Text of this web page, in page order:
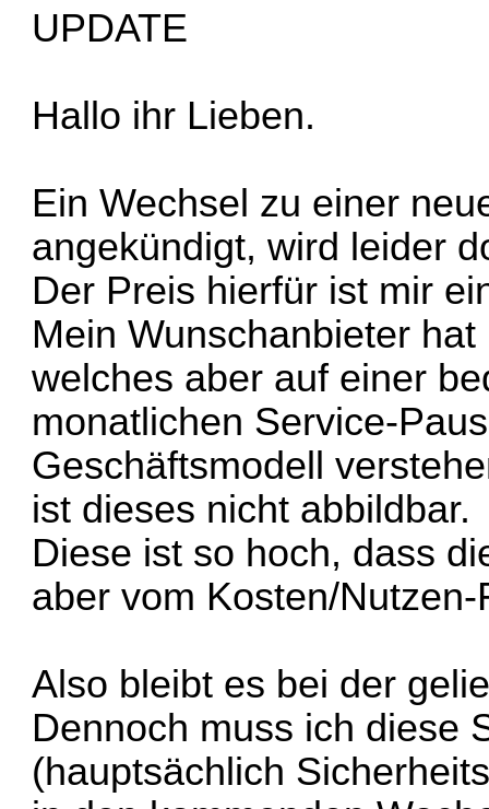
UPDATE
Hallo ihr Lieben.
Ein Wechsel zu einer
angekündigt, wird leider
Der Preis hierfür ist mir
Mein Wunschanbieter
welches aber auf einer
monatlichen Service-
Geschäftsmodell
ist dieses nicht abbildbar.
Diese ist so hoch, dass
aber vom Kosten/
Also bleibt es bei der
Dennoch muss ich diese
(hauptsächlich